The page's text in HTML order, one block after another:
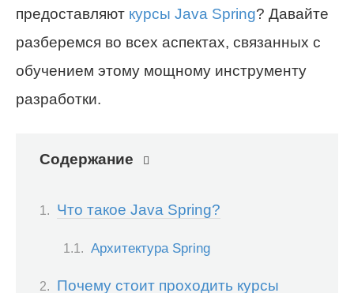
предоставляют курсы Java Spring? Давайте
разберемся во всех аспектах, связанных с
обучением этому мощному инструменту
разработки.
Содержание
Что такое Java Spring?
Архитектура Spring
Почему стоит проходить курсы